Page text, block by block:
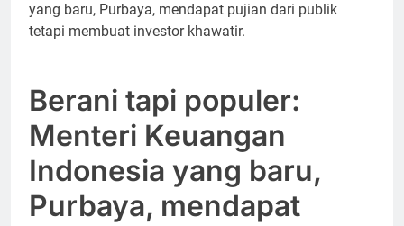
Berani tapi populer:
Menteri Keuangan
Indonesia yang baru,
Purbaya, mendapat